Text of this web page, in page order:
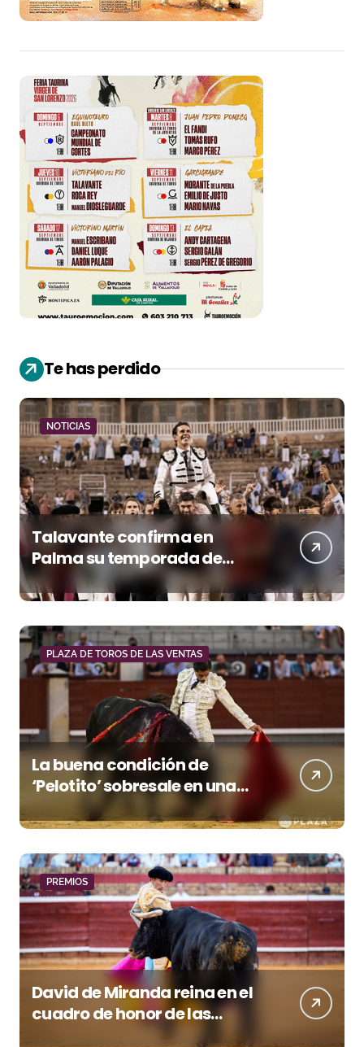
Te has perdido
NOTICIAS
Talavante confirma en
Palma su temporada de
figura y el palco niega el
premio a Roca Rey
PLAZA DE TOROS DE LAS VENTAS
La buena condición de
‘Pelotito’ sobresale en una
noche gris en Las Ventas
PREMIOS
David de Miranda reina en el
cuadro de honor de las
Colombinas 2026